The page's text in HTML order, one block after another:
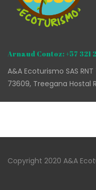
Arnaud Contoz: +57 321
A&A Ecoturismo SAS
73609, Treegana Hostal
Copyright 2020 A&A